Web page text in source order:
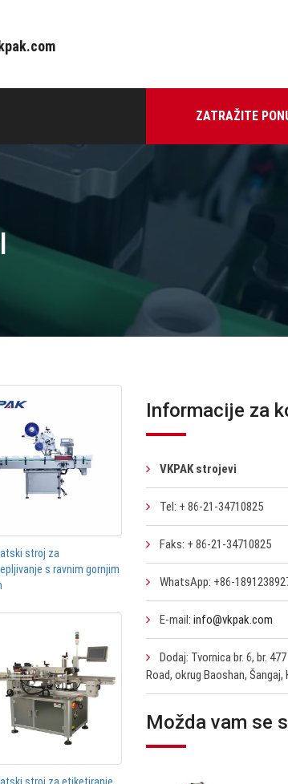
ZATRAŽITE
stroj za
s ravnim gornjim
stroj za etiketiranje
Informacije za
VKPAK strojevi
Tel: + 86-21-34710825
Faks: + 86-21-34710825
WhatsApp: +86-
E-mail: info@vkpak.com
Dodaj: Tvornica br. 6, br.
Road, okrug Baoshan, Šangaj,
Možda vam se